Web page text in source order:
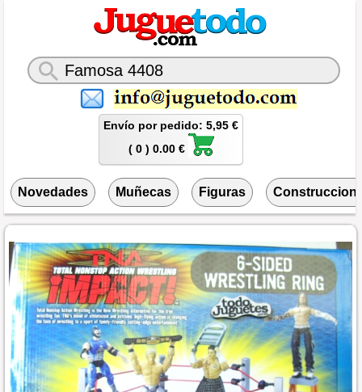
Envío por pedido: 5,95 €
( 0 ) 0.00 €
Novedades Muñecas Figuras